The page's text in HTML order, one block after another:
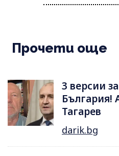
Прочети още
3 версии
България!
Тагарев
darik.bg